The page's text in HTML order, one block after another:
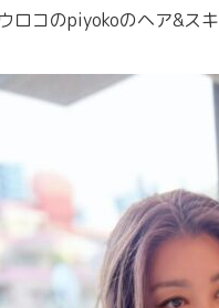
ロコのpiyokoのヘア&